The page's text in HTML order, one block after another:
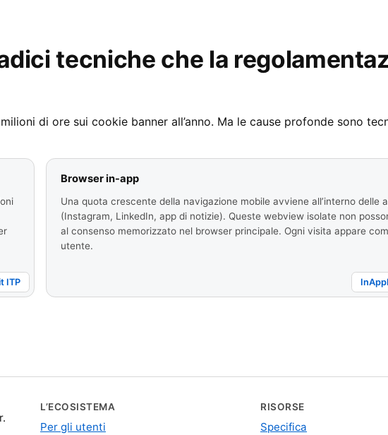
tecniche che la
di ore sui cookie banner all’anno. Ma le cause profonde sono
ITP
Browser in-app
Una quota crescente della navigazione mobile avviene all’interno delle
(Instagram, LinkedIn, app di notizie). Queste webview isolate non
al consenso memorizzato nel browser principale. Ogni visita appare
utente.
L’ECOSISTEMA
Per gli utenti
RISORSE
Specifica